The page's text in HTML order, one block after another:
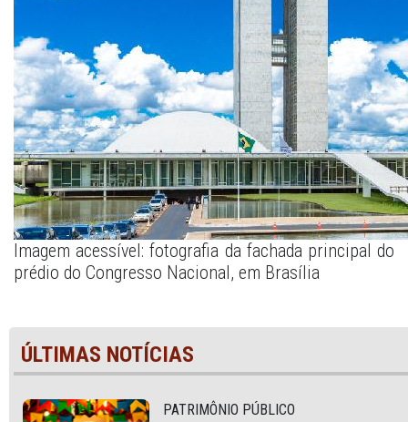
Imagem acessível: fotografia da fachada principal do
prédio do Congresso Nacional, em Brasília
ÚLTIMAS NOTÍCIAS
PATRIMÔNIO PÚBLICO